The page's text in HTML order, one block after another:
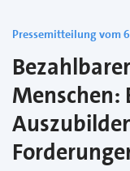
Pressemitteilung vom
Menschen: